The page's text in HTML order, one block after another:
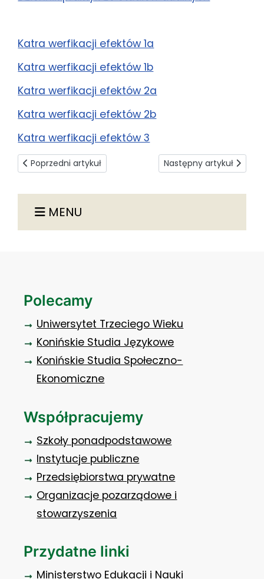
MENU
Katra werfikacji efektów 1a
Katra werfikacji efektów 1b
Katra werfikacji efektów 2a
Katra werfikacji efektów 2b
Katra werfikacji efektów 3
Poprzedni artykuł: Instytucje współpracujące
Poprzedni artykuł Następny artykuł: Plany
Następny artykuł
Polecamy
Uniwersytet Trzeciego Wieku
Konińskie Studia Językowe
Konińskie Studia Społeczno-
Ekonomiczne
Współpracujemy
Szkoły ponadpodstawowe
Instytucje publiczne
Przedsiębiorstwa prywatne
Organizacje pozarządowe i
stowarzyszenia
Przydatne linki
Ministerstwo Edukacji i Nauki